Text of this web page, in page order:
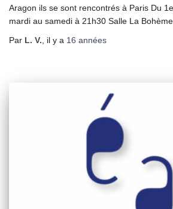
Aragon ils se sont rencontrés à Paris Du
mardi au samedi à 21h30 Salle La Bohème
Par L. V. , il y a 16 années